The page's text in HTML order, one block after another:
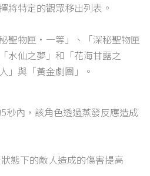
將特定的觀眾移出列表。
聖物匣·一等」、「深秘聖物匣
水仙之夢」和「花海甘露之
」與「黃金劇團」。
秒內，該角色透過蒸發反應造成
態下的敵人造成的傷害提高